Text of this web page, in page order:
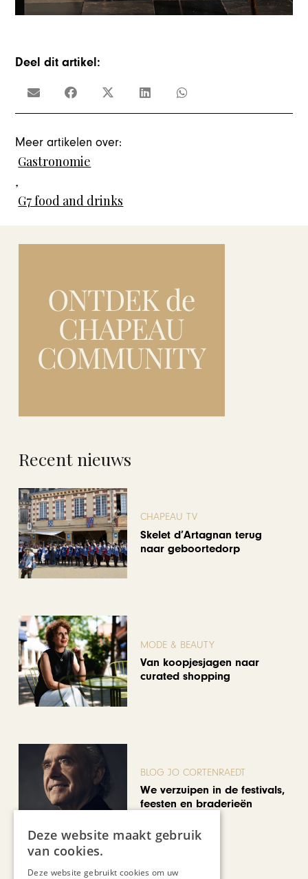
Deel dit artikel:
Meer artikelen over:
Gastronomie
,
G7 food and drinks
Recent nieuws
CHAPEAU TV
Skelet d’Artagnan terug
naar geboortedorp
MODE & BEAUTY
Van koopjesjagen naar
curated shopping
BLOG JO CORTENRAEDT
We verzuipen in de festivals,
feesten en braderieën
Bekijk alle artikelen
Deze website maakt gebruik
van cookies.
Deze website gebruikt cookies om uw